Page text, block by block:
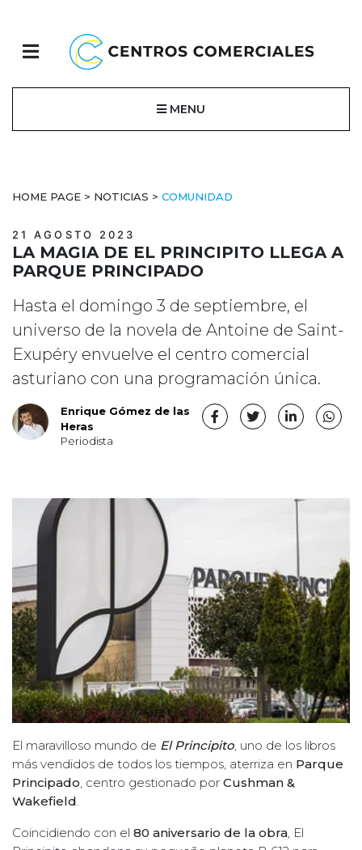
MENU
HOME PAGE > NOTICIAS > COMUNIDAD
21 AGOSTO 2023
LA MAGIA DE EL PRINCIPITO LLEGA A
PARQUE PRINCIPADO
Hasta el domingo 3 de septiembre, el
universo de la novela de Antoine de Saint-
Exupéry envuelve el centro comercial
asturiano con una programación única.
Enrique Gómez de las
Heras
Periodista
El maravilloso mundo de El Principito, uno de los libros
más vendidos de todos los tiempos, aterriza en Parque
Principado, centro gestionado por Cushman &
Wakefield.
Coincidiendo con el 80 aniversario de la obra, El